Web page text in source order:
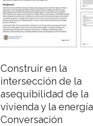
Construir en la
intersección de la
asequibilidad de la
vivienda y la energía
Conversación